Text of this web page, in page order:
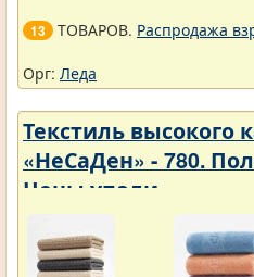
13 ТОВАРОВ. Распродажа
Орг: Леда
Текстиль высокого
«НеСаДен» - 780.
Цены упали